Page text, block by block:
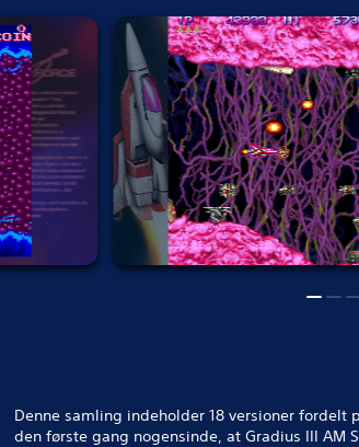
Denne samling indeholder 18 versioner fordelt
den første gang nogensinde, at Gradius III AM